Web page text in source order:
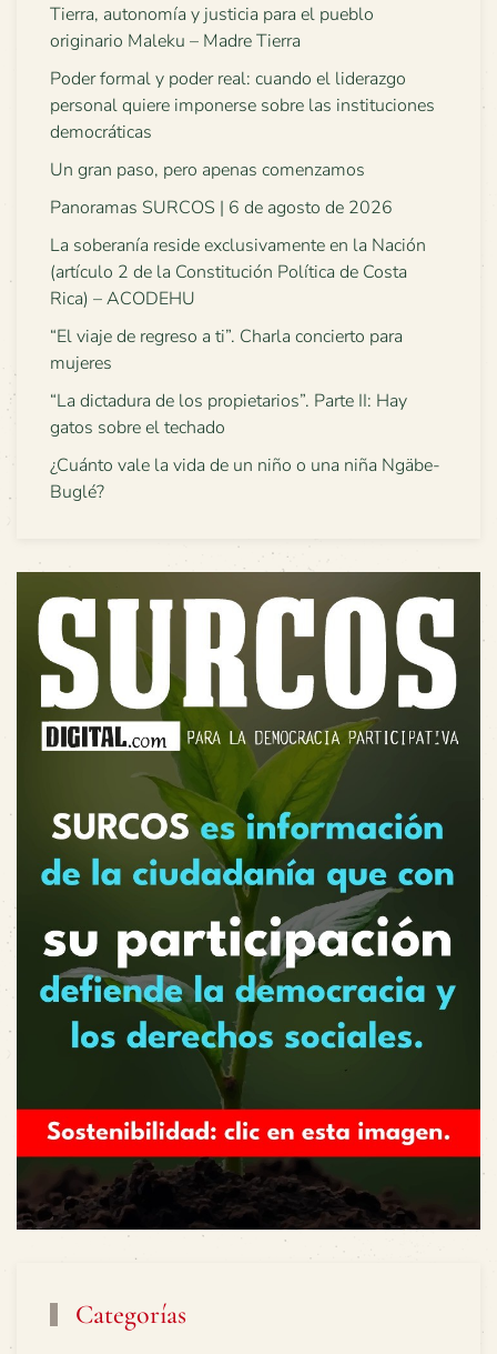
Tierra, autonomía y justicia para el pueblo
originario Maleku – Madre Tierra
Poder formal y poder real: cuando el liderazgo
personal quiere imponerse sobre las instituciones
democráticas
Un gran paso, pero apenas comenzamos
Panoramas SURCOS | 6 de agosto de 2026
La soberanía reside exclusivamente en la Nación
(artículo 2 de la Constitución Política de Costa
Rica) – ACODEHU
“El viaje de regreso a ti”. Charla concierto para
mujeres
“La dictadura de los propietarios”. Parte II: Hay
gatos sobre el techado
¿Cuánto vale la vida de un niño o una niña Ngäbe-
Buglé?
Categorías